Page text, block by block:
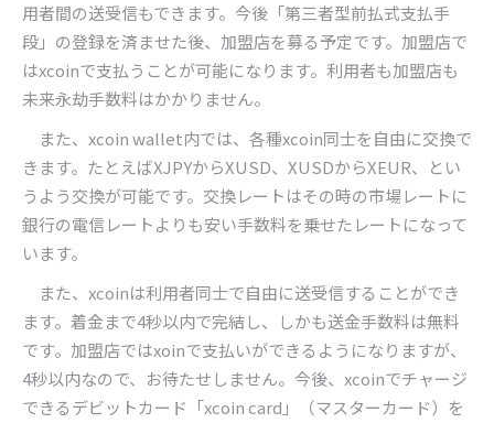
用者間の送受信もできます。今後「第三者型前払式支払手
段」の登録を済ませた後、加盟店を募る予定です。加盟店で
はxcoinで支払うことが可能になります。利用者も加盟店も
未来永劫手数料はかかりません。
また、 xcoin wallet内では、各種xcoin同士を自由に交換で
きます。たとえばXJPYからXUSD、 XUSDからXEUR、とい
うよう交換が可能です。交換レートはその時の市場レートに
銀行の電信レートよりも安い手数料を乗せたレートになって
います。
また、 xcoinは利用者同士で自由に送受信することができ
ます。着金まで4秒以内で完結し、しかも送金手数料は無料
です。加盟店ではxoinで支払いができるようになりますが、
4秒以内なので、お待たせしません。今後、 xcoinでチャージ
できるデビットカード「xcoin card 」（マスターカード）を